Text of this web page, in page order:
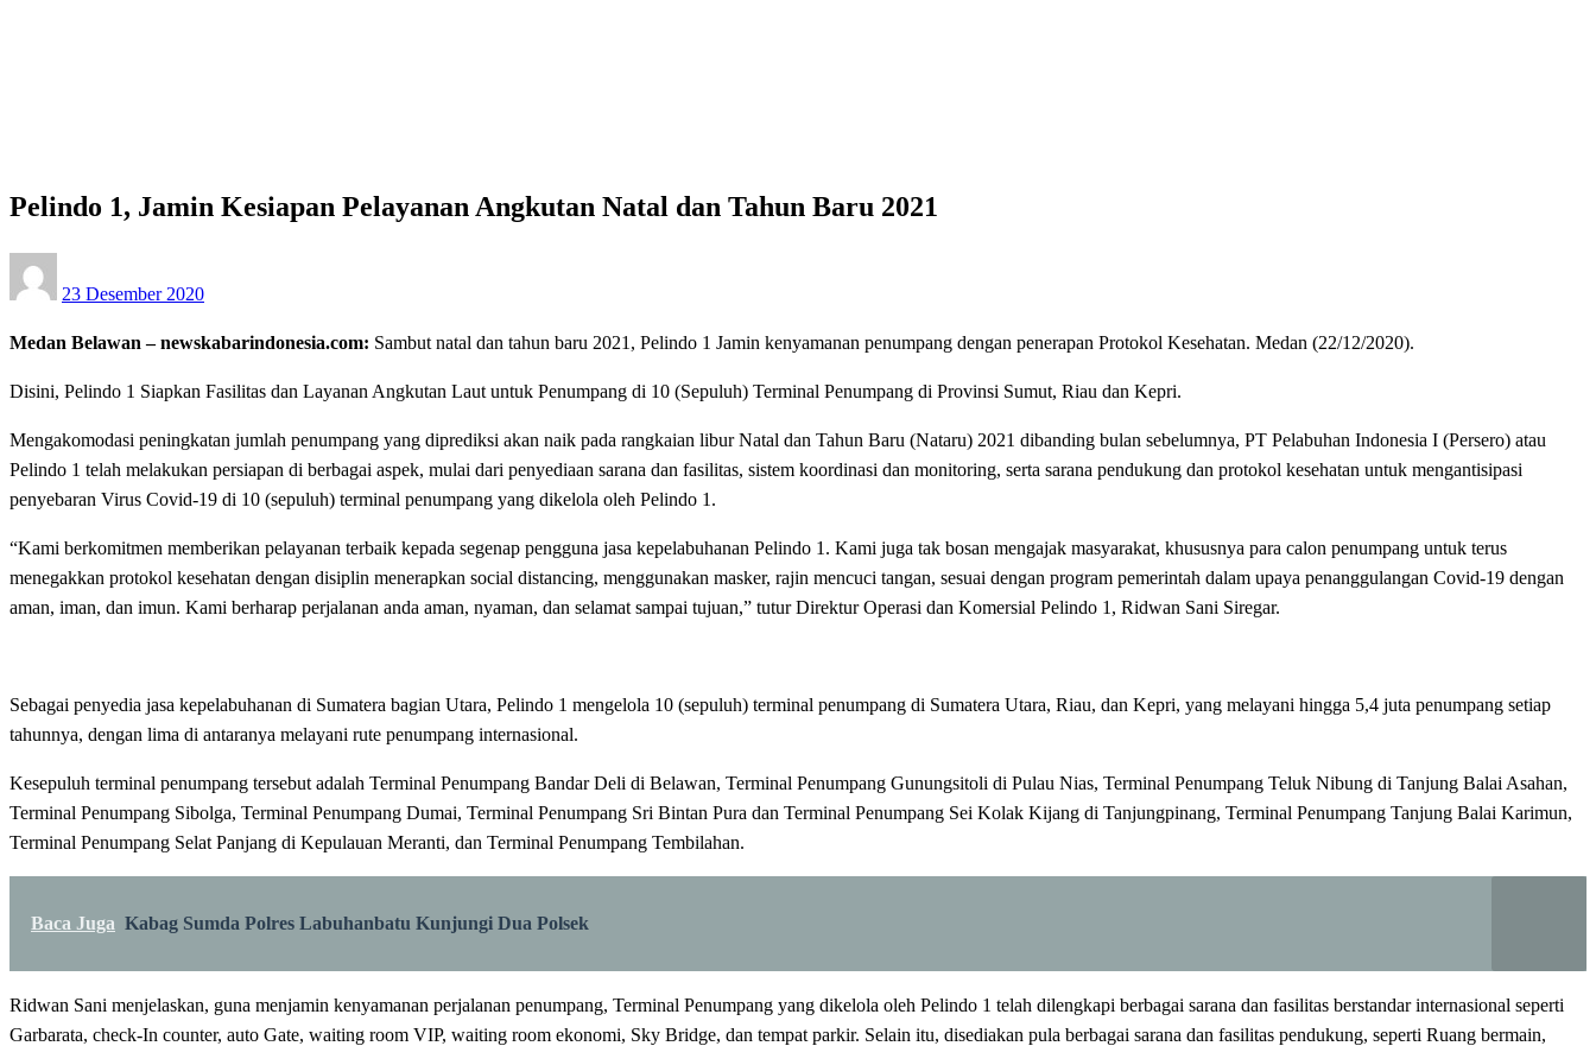
Pelindo 1, Jamin Kesiapan Pelayanan Angkutan Natal dan Tahun Baru 2021
on
23 Desember 2020
Medan Belawan – newskabarindonesia.com: Sambut natal dan tahun baru 2021, Pelindo 1 Jamin kenyamanan penumpang dengan penerapan Protokol Kesehatan. Medan (22/12/2020).
Disini, Pelindo 1 Siapkan Fasilitas dan Layanan Angkutan Laut untuk Penumpang di 10 (Sepuluh) Terminal Penumpang di Provinsi Sumut, Riau dan Kepri.
Mengakomodasi peningkatan jumlah penumpang yang diprediksi akan naik pada rangkaian libur Natal dan Tahun Baru (Nataru) 2021 dibanding bulan sebelumnya, PT Pelabuhan Indonesia I (Persero) atau
Pelindo 1 telah melakukan persiapan di berbagai aspek, mulai dari penyediaan sarana dan fasilitas, sistem koordinasi dan monitoring, serta sarana pendukung dan protokol kesehatan untuk mengantisipasi
penyebaran Virus Covid-19 di 10 (sepuluh) terminal penumpang yang dikelola oleh Pelindo 1.
“Kami berkomitmen memberikan pelayanan terbaik kepada segenap pengguna jasa kepelabuhanan Pelindo 1. Kami juga tak bosan mengajak masyarakat, khususnya para calon penumpang untuk terus
menegakkan protokol kesehatan dengan disiplin menerapkan social distancing, menggunakan masker, rajin mencuci tangan, sesuai dengan program pemerintah dalam upaya penanggulangan Covid-19 dengan
aman, iman, dan imun. Kami berharap perjalanan anda aman, nyaman, dan selamat sampai tujuan,” tutur Direktur Operasi dan Komersial Pelindo 1, Ridwan Sani Siregar.
Sebagai penyedia jasa kepelabuhanan di Sumatera bagian Utara, Pelindo 1 mengelola 10 (sepuluh) terminal penumpang di Sumatera Utara, Riau, dan Kepri, yang melayani hingga 5,4 juta penumpang setiap
tahunnya, dengan lima di antaranya melayani rute penumpang internasional.
Kesepuluh terminal penumpang tersebut adalah Terminal Penumpang Bandar Deli di Belawan, Terminal Penumpang Gunungsitoli di Pulau Nias, Terminal Penumpang Teluk Nibung di Tanjung Balai Asahan,
Terminal Penumpang Sibolga, Terminal Penumpang Dumai, Terminal Penumpang Sri Bintan Pura dan Terminal Penumpang Sei Kolak Kijang di Tanjungpinang, Terminal Penumpang Tanjung Balai Karimun,
Terminal Penumpang Selat Panjang di Kepulauan Meranti, dan Terminal Penumpang Tembilahan.
Baca Juga Kabag Sumda Polres Labuhanbatu Kunjungi Dua Polsek
Ridwan Sani menjelaskan, guna menjamin kenyamanan perjalanan penumpang, Terminal Penumpang yang dikelola oleh Pelindo 1 telah dilengkapi berbagai sarana dan fasilitas berstandar internasional seperti
Garbarata, check-In counter, auto Gate, waiting room VIP, waiting room ekonomi, Sky Bridge, dan tempat parkir. Selain itu, disediakan pula berbagai sarana dan fasilitas pendukung, seperti Ruang bermain,